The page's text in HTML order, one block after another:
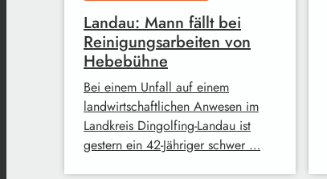
Landau: Mann fällt bei
Reinigungsarbeiten von
Hebebühne
Bei einem Unfall auf einem
landwirtschaftlichen Anwesen im
Landkreis Dingolfing-Landau ist
gestern ein 42-Jähriger schwer …